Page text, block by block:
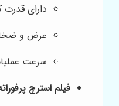
دارای
عرض و
سرعت
فیلم استرچ